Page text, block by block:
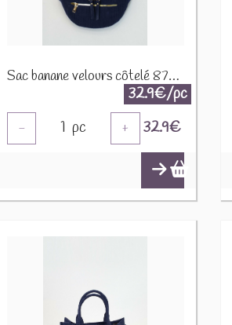
Sac banane velours côtelé 87782-2 Marine
32.9€/pc
- 1 pc + 32.9€